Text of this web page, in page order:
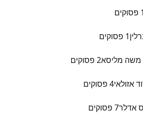
פסוקים
1 פסוקים
משה מליסא2 פסוקים
אזולאי4 פסוקים
אדלר7 פסוקים